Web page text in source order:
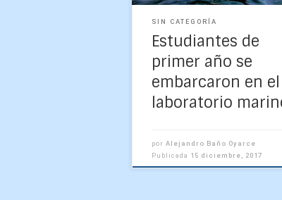
SIN CATEGORÍA
Estudiantes de
primer año se
embarcaron en el
laboratorio
porAlejandro Baño Oyarce
Publicada 15 diciembre, 2017